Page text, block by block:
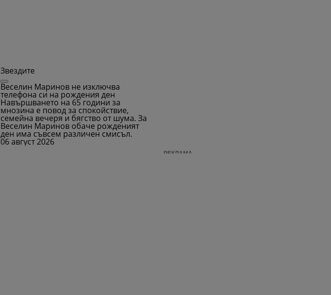
Звездите
Веселин Маринов не изключва
телефона си на рождения ден
Навършването на 65 години за
мнозина е повод за спокойствие,
семейна вечеря и бягство от шума. За
Веселин Маринов обаче рожденият
ден има съвсем различен смисъл.
06 август 2026
РЕКЛАМА